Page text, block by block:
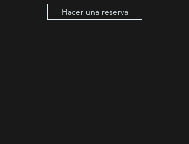
Hacer una reserva